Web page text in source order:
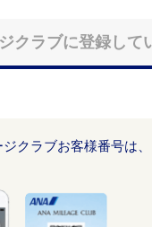
クラブに登録して
クラブお客様番号は、